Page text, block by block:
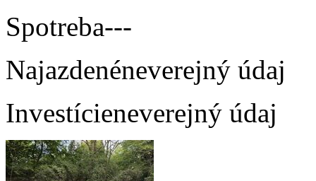
Spotreba---
Najazdenéneverejný údaj
Investícieneverejný údaj